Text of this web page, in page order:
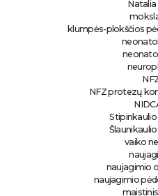
Natalia
klumpės-plokščios
NFZ protezų
vaiko
naujagimio
naujagimio